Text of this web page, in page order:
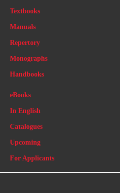
Textbooks
Manuals
Repertory
Monographs
Handbooks
eBooks
In English
Catalogues
Upcoming
For Applicants